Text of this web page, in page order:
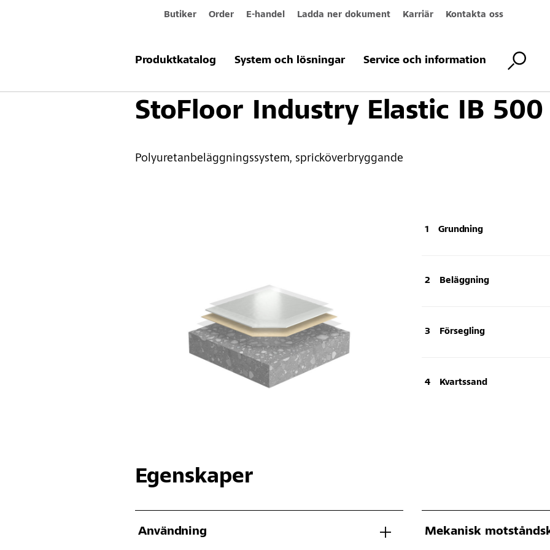
Butiker Order E-handel Ladda ner dokument Karriär Kontakta oss
Produktkatalog System och lösningar Service och information
Produkter & system Golvbeläggning Industribeläggning Industribeläggningssystem StoFloor
StoFloor Industry Elastic IB 500
Polyuretanbeläggningssystem, spricköverbryggande
Grundning
Beläggning
Försegling
Kvartssand
Egenskaper
Användning Mekanisk